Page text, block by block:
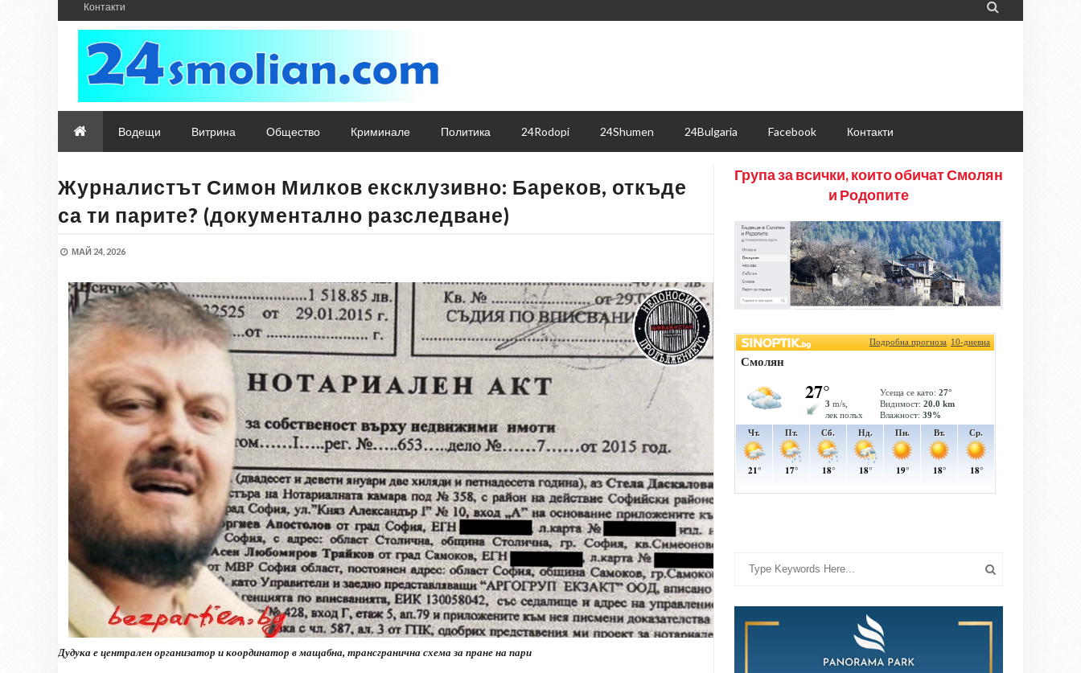
Контакти 
Водещи Витрина Общество Криминале Политика 24Rodopi 24Shumen 24Bulgaria Facebook Контакти
Журналистът Симон Милков ексклузивно: Бареков, откъде
са ти парите? (документално разследване)
МАЙ 24, 2026
Дудука е централен организатор и координатор в мащабна, трансгранична схема за пране на пари
Група за всички, които обичат Смолян
и Родопите